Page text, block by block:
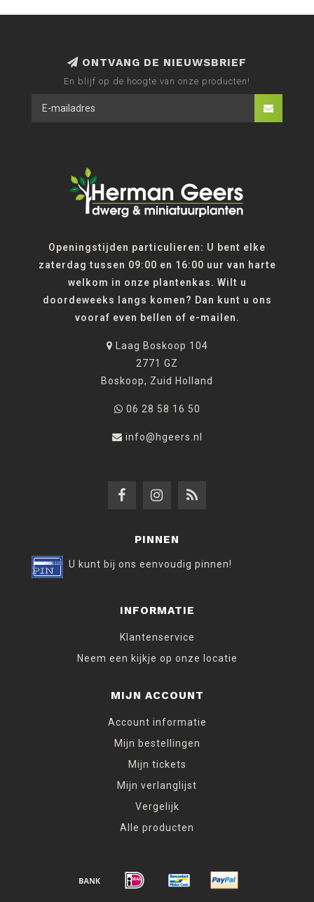
ONTVANG DE NIEUWSBRIEF
En blijf op de hoogte van onze producten!
Openingstijden particulieren: U bent elke
zaterdag tussen 09:00 en 16:00 uur van harte
welkom in onze plantenkas. Wilt u
doordeweeks langs komen? Dan kunt u ons
vooraf even bellen of e-mailen.
Laag Boskoop 104
2771 GZ
Boskoop, Zuid Holland
06 28 58 16 50
info@hgeers.nl
PINNEN
U kunt bij ons eenvoudig pinnen!
INFORMATIE
Klantenservice
Neem een kijkje op onze locatie
MIJN ACCOUNT
Account informatie
Mijn bestellingen
Mijn tickets
Mijn verlanglijst
Vergelijk
Alle producten